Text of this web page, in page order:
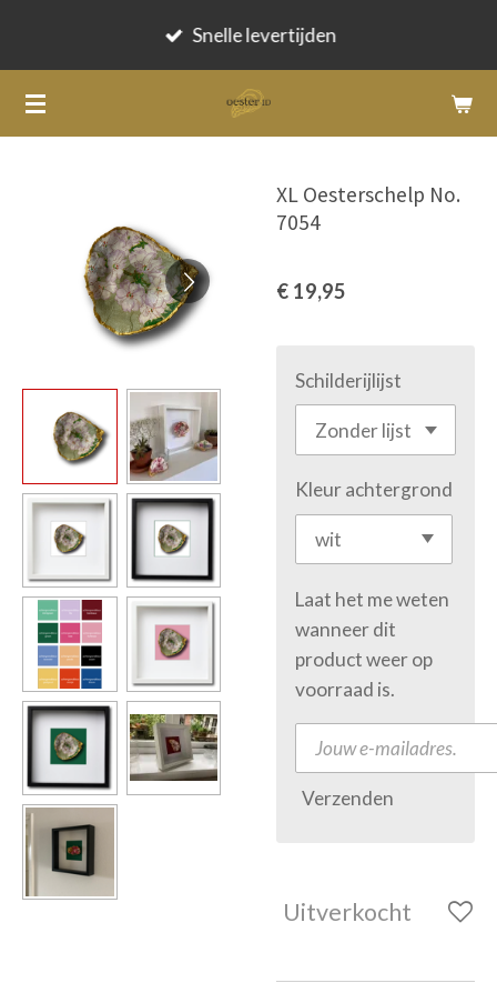
de
Snelle levertijden
XL Oesterschelp No.
7054
€ 19,95
Schilderijlijst
Kleur achtergrond
Laat het me weten
wanneer dit
product weer op
voorraad is.
Verzenden
Uitverkocht